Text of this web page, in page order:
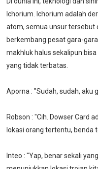
Ichorium. Ichorium adalah
atom, semua unsur tersebut
berkembang pesat gara-
makhluk halus sekalipun
yang tidak terbatas.
Aporna : "Sudah, sudah, aku
Robson : "Cih. Dowser Card
lokasi orang tertentu, benda
Inteo : "Yap, benar sekali